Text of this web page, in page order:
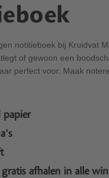
notitieboek bij Kruidvat
of gewoon een
perfect voor. Maak
papier
gratis afhalen in alle